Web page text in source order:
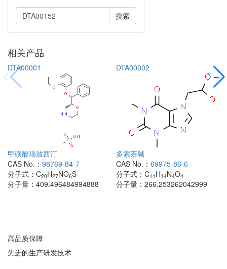
搜索
相关产品
DTA00001
甲磺酸瑞波西汀
CAS No.： 98769-84-7
分子式： C20H27NO6S
分子量： 409.496484994888
DTA00002
多索茶碱
CAS No.： 69975-86-6
分子式： C11 H14N4O4
分子量： 266.253262042999
高品质保障
先进的生产研发技术